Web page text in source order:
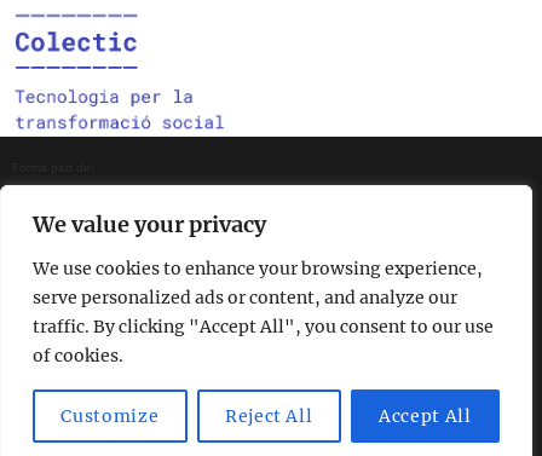
We value your privacy
We use cookies to enhance your browsing experience,
serve personalized ads or content, and analyze our
traffic. By clicking "Accept All", you consent to our use
of cookies.
Customize Reject All Accept All
En col·laboració amb:
Amb el suport de: